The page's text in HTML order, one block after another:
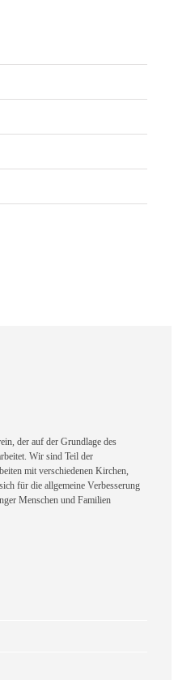
der auf der Grundlage des
Wir sind Teil der
mit verschiedenen Kirchen,
für die allgemeine Verbesserung
Menschen und Familien